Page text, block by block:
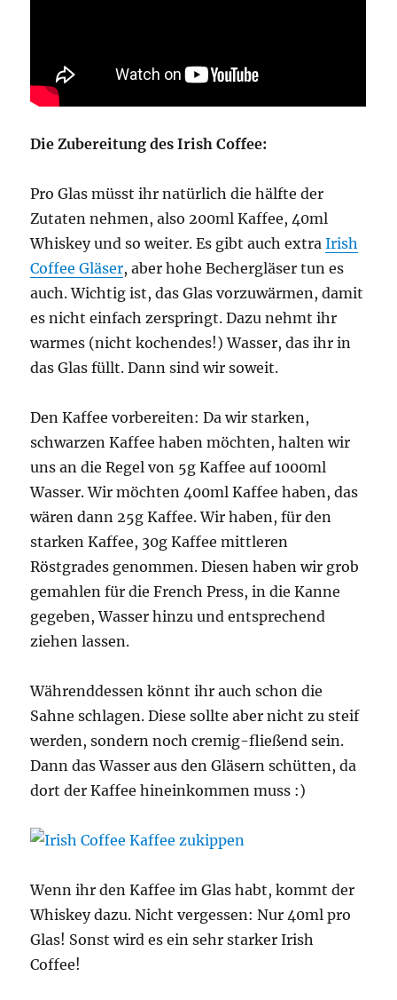
Die Zubereitung des Irish Coffee:
Pro Glas müsst ihr natürlich die hälfte der
Zutaten nehmen, also 200ml Kaffee, 40ml
Whiskey und so weiter. Es gibt auch extraIrish
Coffee Gläser, aber hohe Bechergläser tun es
auch. Wichtig ist, das Glas vorzuwärmen, damit
es nicht einfach zerspringt. Dazu nehmt ihr
warmes (nicht kochendes!) Wasser, das ihr in
das Glas füllt. Dann sind wir soweit.
Den Kaffee vorbereiten: Da wir starken,
schwarzen Kaffee haben möchten, halten wir
uns an die Regel von 5g Kaffee auf 1000ml
Wasser. Wir möchten 400ml Kaffee haben, das
wären dann 25g Kaffee. Wir haben, für den
starken Kaffee, 30g Kaffee mittleren
Röstgrades genommen. Diesen haben wir grob
gemahlen für die French Press, in die Kanne
gegeben, Wasser hinzu und entsprechend
ziehen lassen.
Währenddessen könnt ihr auch schon die
Sahne schlagen. Diese sollte aber nicht zu steif
werden, sondern noch cremig-fließend sein.
Danndas Wasser aus den Gläsern schütten, da
dort der Kaffee hineinkommen muss :)
Wenn ihr den Kaffee im Glas habt, kommt der
Whiskey dazu. Nicht vergessen: Nur 40ml pro
Glas! Sonst wird es ein sehr starker Irish
Coffee!